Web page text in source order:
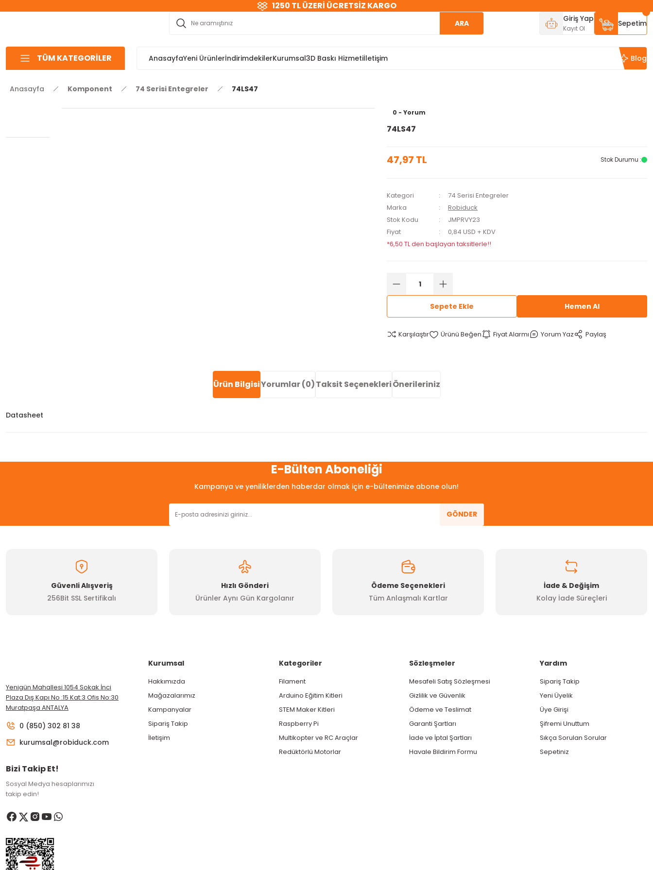
1250 TL ÜZERİ ÜCRETSİZ KARGO
ARA Giriş Yap
Kayıt Ol
Sepetim
TÜM KATEGORİLER AnasayfaYeni ÜrünlerİndirimdekilerKurumsal3D Baskı Hizmetiİletişim Blog
Anasayfa Komponent 74 Serisi Entegreler 74LS47
0 - Yorum
74LS47
47,97 TL Stok Durumu :
Kategori
74 Serisi Entegreler
Marka
Robiduck
Stok Kodu
JMPRVY23
Fiyat
0,84 USD + KDV
*6,50 TL den başlayan taksitlerle!!
Sepete Ekle Hemen Al
Karşılaştır Fiyat Alarmı Yorum Yaz Paylaş
Ürün BilgisiYorumlar (0)Taksit SeçenekleriÖnerileriniz
Datasheet
Bu ürüne ilk yorumu siz yapın!
Görüş ve önerileriniz için teşekkür ederiz.
E-Bülten Aboneliği
Kampanya ve yeniliklerden haberdar olmak için e-bültenimize abone olun!
GÖNDER
Güvenli Alışveriş
256Bit SSL Sertifikalı
Hızlı Gönderi
Ürünler Aynı Gün Kargolanır
Ödeme Seçenekleri
Tüm Anlaşmalı Kartlar
İade & Değişim
Kolay İade Süreçleri
Yenigün Mahallesi 1054 Sokak İnci
Plaza Dış Kapı No :15 Kat:3 Ofis No:30
Muratpaşa ANTALYA
0 (850) 302 81 38
kurumsal@robiduck.com
Bizi Takip Et!
Sosyal Medya hesaplarımızı
takip edin!
Kurumsal
Hakkımızda
Mağazalarımız
Kampanyalar
Sipariş Takip
İletişim
Kategoriler
Filament
Arduino Eğitim Kitleri
STEM Maker Kitleri
Raspberry Pi
Multikopter ve RC Araçlar
Redüktörlü Motorlar
Sözleşmeler
Mesafeli Satış Sözleşmesi
Gizlilik ve Güvenlik
Ödeme ve Teslimat
Garanti Şartları
İade ve İptal Şartları
Havale Bildirim Formu
Yardım
Sipariş Takip
Yeni Üyelik
Üye Girişi
Şifremi Unuttum
Sıkça Sorulan Sorular
Sepetiniz